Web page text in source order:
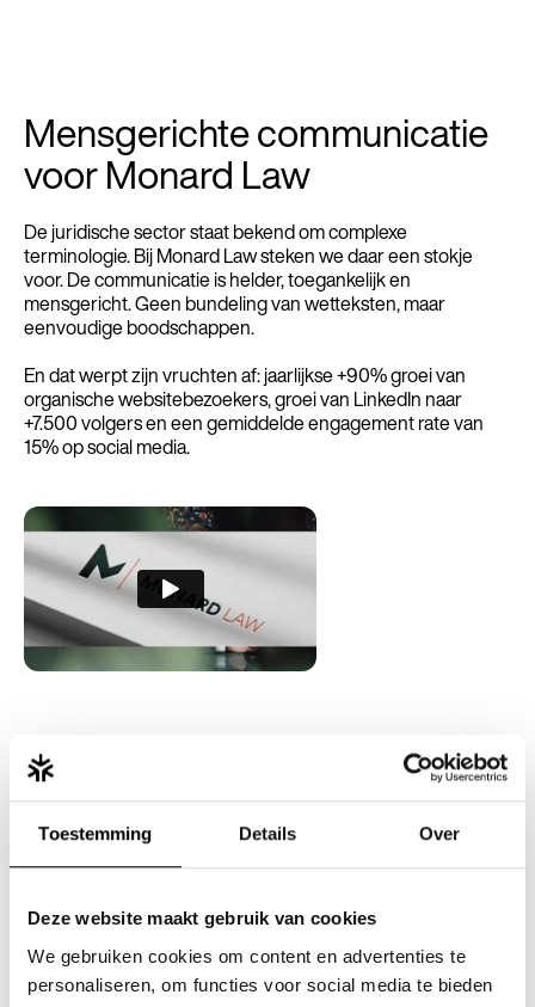
Toestemming Details Over
Deze website maakt gebruik van cookies
We gebruiken cookies om content en advertenties te
personaliseren, om functies voor social media te bieden
Mensgerichte communicatie
voor Monard Law
De juridische sector staat bekend om complexe
terminologie. Bij Monard Law steken we daar een stokje
voor. De communicatie is helder, toegankelijk en
mensgericht. Geen bundeling van wetteksten, maar
eenvoudige boodschappen.
En dat werpt zijn vruchten af: jaarlijkse +90% groei van
organische websitebezoekers, groei van LinkedIn naar
+7.500 volgers en een gemiddelde engagement rate van
15% op social media.
Drie tips voor eenvoudige
communicatie
Tip 1: Bye bye vakjargon
Wat binnen je sector logisch is, is voor je klant vaak Chinees.
Schrijf zoals je praat. Test het: begrijpen je oma, vriend en